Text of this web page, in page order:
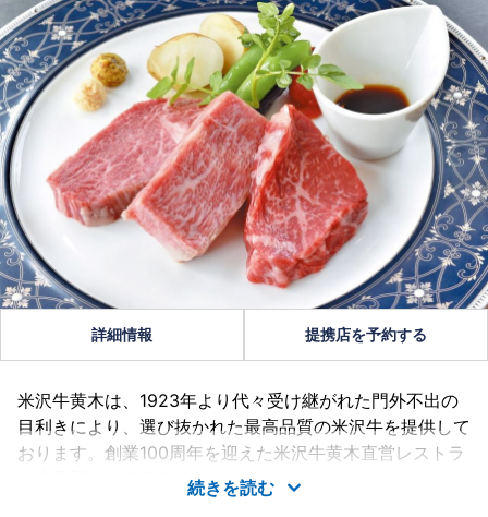
詳細情報 提携店を予約する
米沢牛黄木は、1923年より代々受け継がれた門外不出の
目利きにより、選び抜かれた最高品質の米沢牛を提供して
おります。創業100周年を迎えた米沢牛黄木直営レストラ
ン金剛閣では米沢牛焼肉、すき焼き・しゃぶしゃぶ、ステ
ーキの3種の味何処を備えた米沢牛専門レストラン。直営
続きを読む